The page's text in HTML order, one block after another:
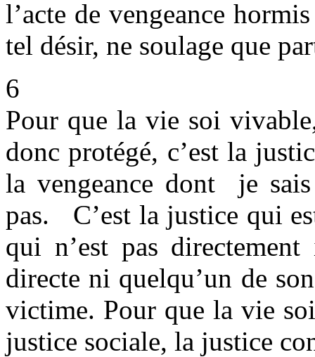
l’acte de vengeance
tel désir, ne soulage que
6
Pour que la vie soi
donc protégé, c’est la
la vengeance dont je
pas. C’est la justice qui
qui n’est pas
directe ni quelqu’un de
victime. Pour que la vie
justice sociale, la justice